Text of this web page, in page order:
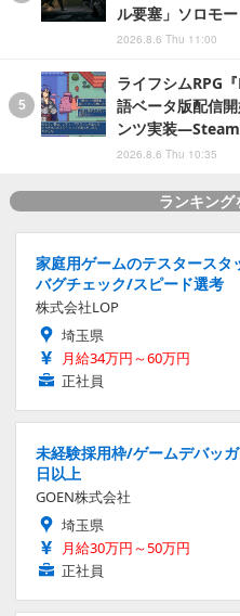
ル要塞」ソロモ
2026.8.6 Thu 11:00
ライフシムRPG
語ベータ版配信
ンツ実装
2026.8.6 Thu 10:35
ランキング
家庭用ゲームのテスタース
バグチェック/スピード選考
株式会社LOP
埼玉県
月給34万円～60万円
正社員
未経験採用枠/ゲームデバッ
日以上
GOEN株式会社
埼玉県
月給30万円～50万円
正社員